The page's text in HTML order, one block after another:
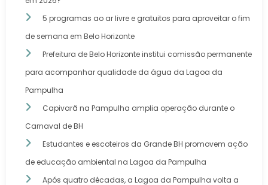
5 programas ao ar livre e gratuitos para aproveitar o fim
de semana em Belo Horizonte
Prefeitura de Belo Horizonte institui comissão permanente
para acompanhar qualidade da água da Lagoa da
Pampulha
Capivarã na Pampulha amplia operação durante o
Carnaval de BH
Estudantes e escoteiros da Grande BH promovem ação
de educação ambiental na Lagoa da Pampulha
Após quatro décadas, a Lagoa da Pampulha volta a